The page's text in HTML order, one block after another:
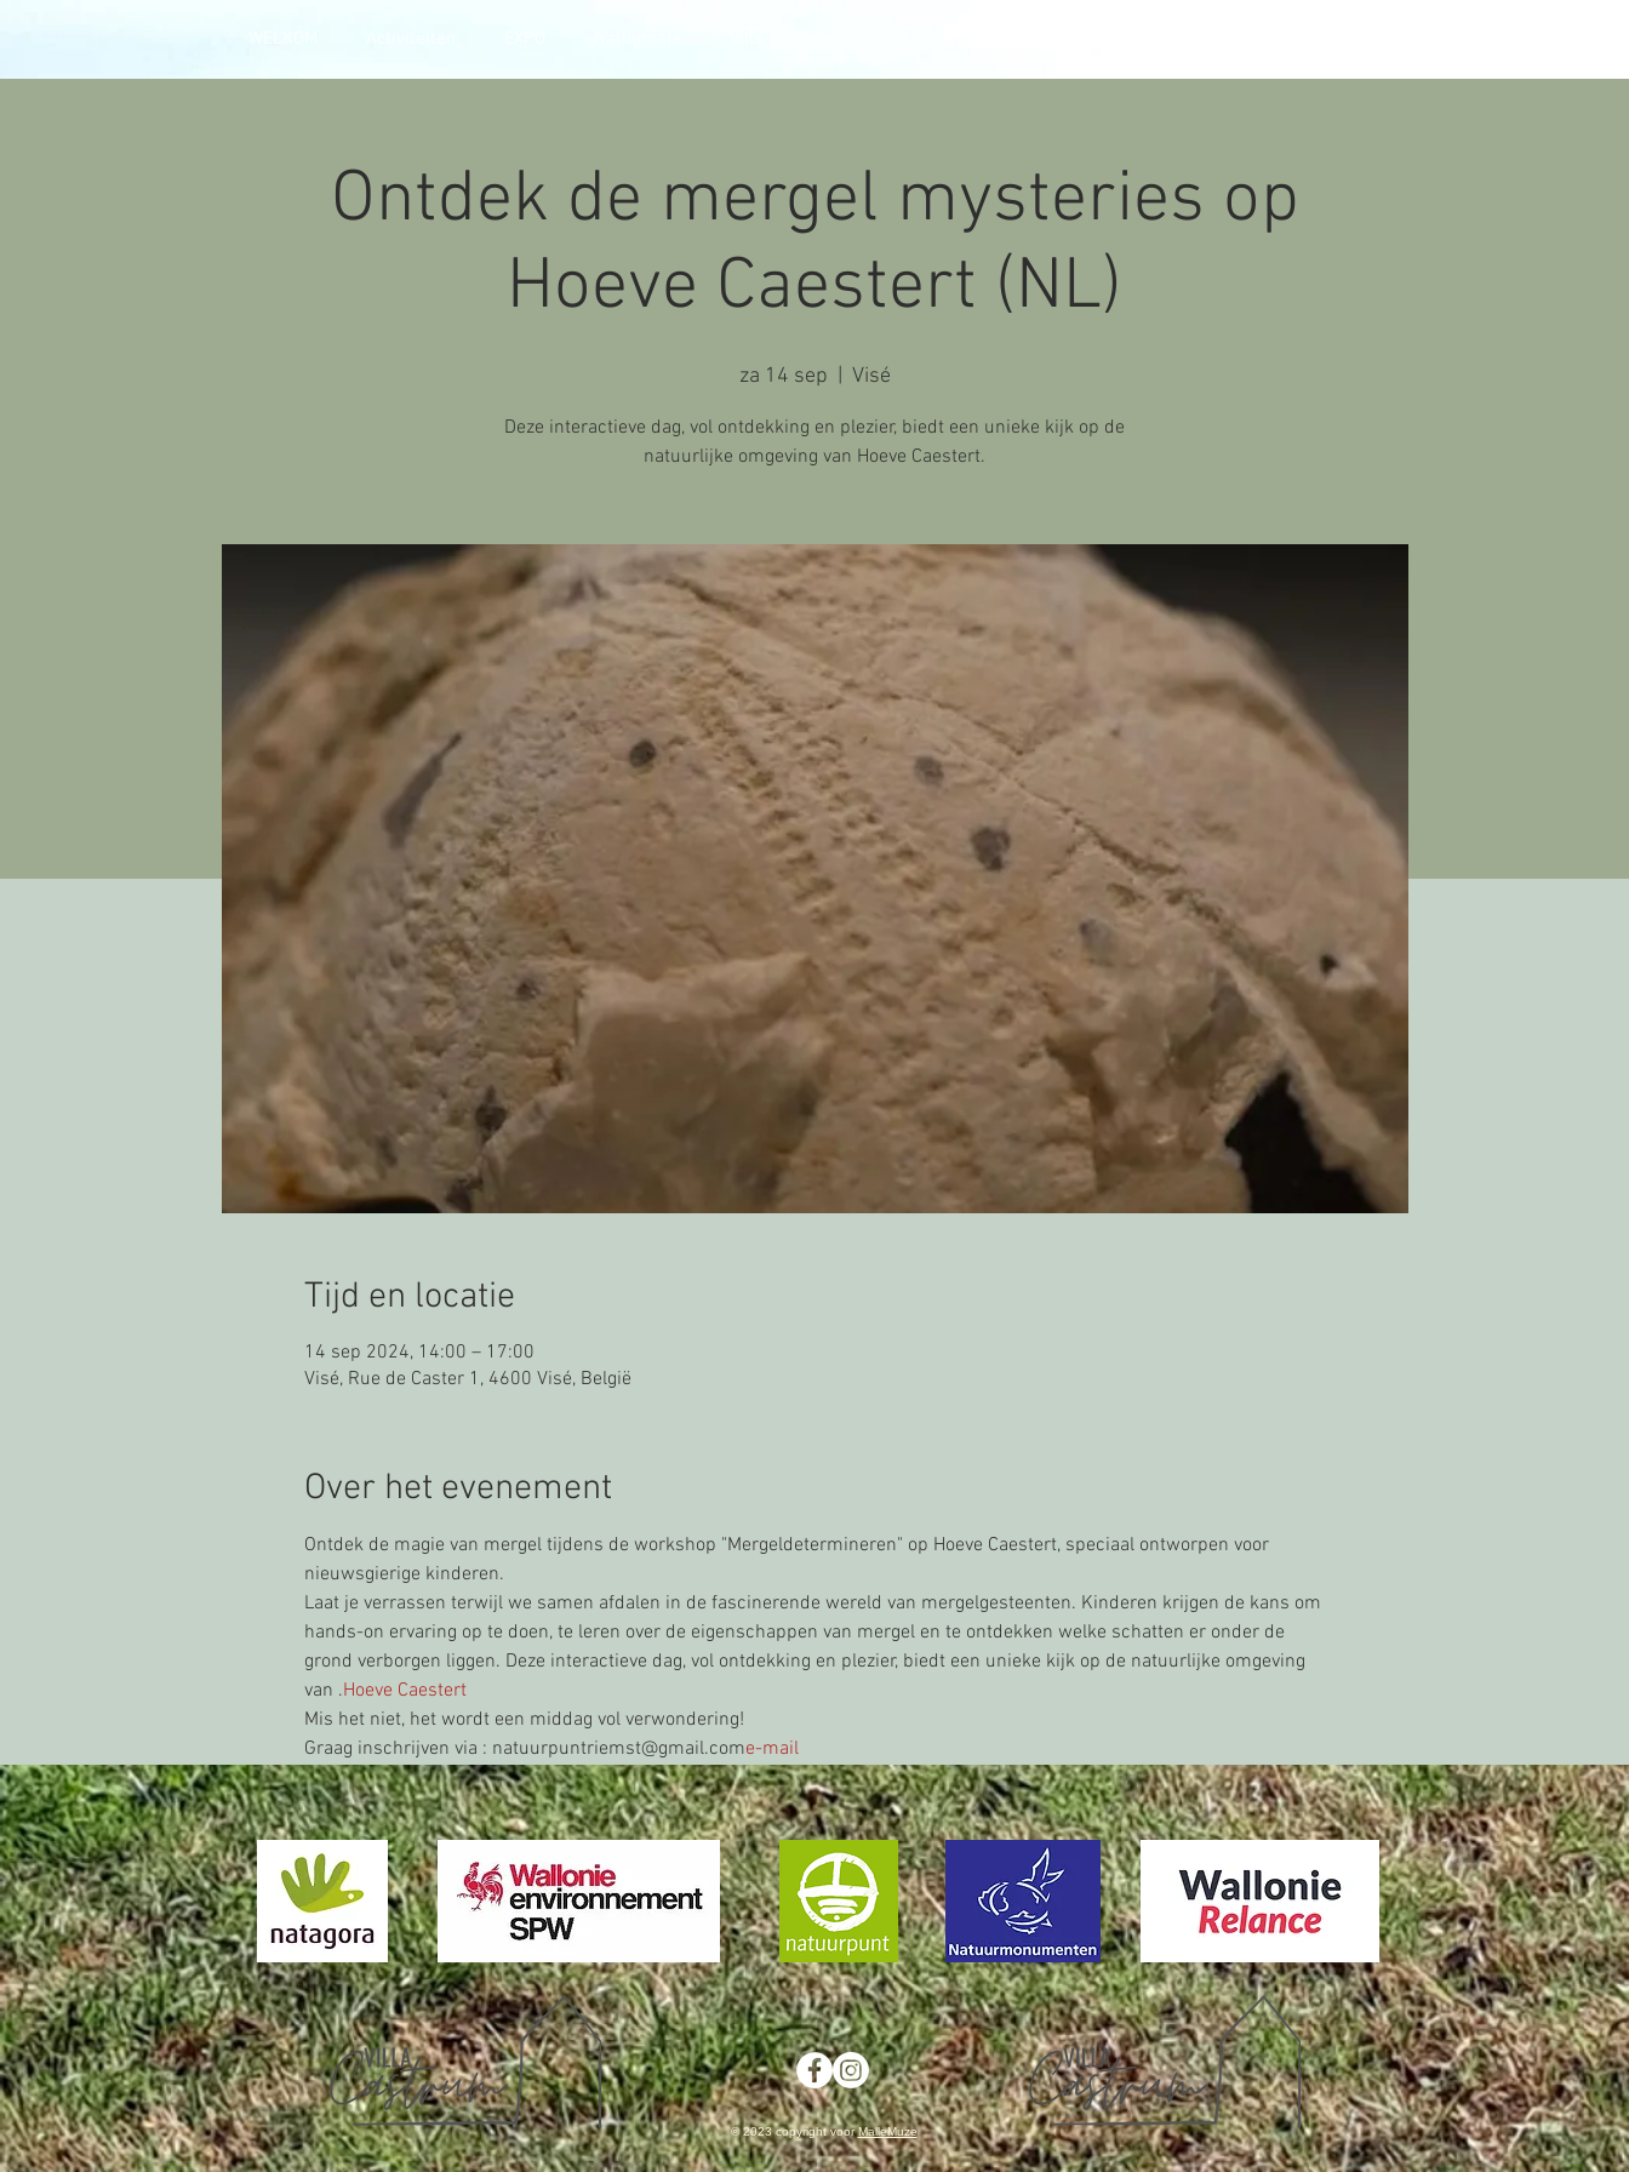
Ontdek de mergel mysteries op
Hoeve Caestert (NL)
za 14 sep Visé
Deze interactieve dag, vol ontdekking en plezier, biedt een unieke kijk op de
natuurlijke omgeving van Hoeve Caestert.
Tijd en locatie
14 sep 2024, 14:00 – 17:00
Visé, Rue de Caster 1, 4600 Visé, België
Over het evenement
Ontdek de magie van mergel tijdens de workshop "Mergeldetermineren" op Hoeve Caestert, speciaal ontworpen voor
nieuwsgierige kinderen.
Laat je verrassen terwijl we samen afdalen in de fascinerende wereld van mergelgesteenten. Kinderen krijgen de kans om
hands-on ervaring op te doen, te leren over de eigenschappen van mergel en te ontdekken welke schatten er onder de
grond verborgen liggen. Deze interactieve dag, vol ontdekking en plezier, biedt een unieke kijk op de natuurlijke omgeving
van .Hoeve Caestert
Mis het niet, het wordt een middag vol verwondering!
Graag inschrijven via : natuurpuntriemst@gmail.come-mail
© 2023 copyright voorMalleMuze